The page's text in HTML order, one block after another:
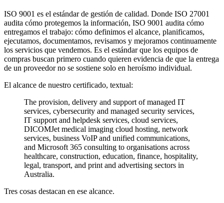
ISO 9001 es el estándar de gestión de calidad. Donde ISO 27001
audita cómo protegemos la información, ISO 9001 audita cómo
entregamos el trabajo: cómo definimos el alcance, planificamos,
ejecutamos, documentamos, revisamos y mejoramos continuamente
los servicios que vendemos. Es el estándar que los equipos de
compras buscan primero cuando quieren evidencia de que la entrega
de un proveedor no se sostiene solo en heroísmo individual.
El alcance de nuestro certificado, textual:
The provision, delivery and support of managed IT
services, cybersecurity and managed security services,
IT support and helpdesk services, cloud services,
DICOMJet medical imaging cloud hosting, network
services, business VoIP and unified communications,
and Microsoft 365 consulting to organisations across
healthcare, construction, education, finance, hospitality,
legal, transport, and print and advertising sectors in
Australia.
Tres cosas destacan en ese alcance.